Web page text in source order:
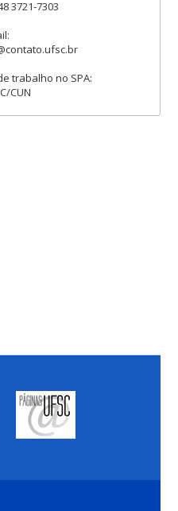
3721-7303
trabalho no SPA:
CUN